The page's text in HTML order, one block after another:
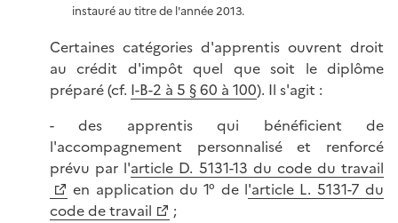
instauré au titre de l'année 2013.
Certaines catégories d'apprentis ouvrent droit
au crédit d'impôt quel que soit le diplôme
préparé (cf. I-B-2 à 5 § 60 à 100). Il s'agit :
- des apprentis qui bénéficient de
l'accompagnement personnalisé et renforcé
prévu par l'article D. 5131-13 du code du travail
en application du 1° de l'article L. 5131-7 du
code de travail
;